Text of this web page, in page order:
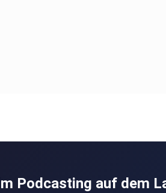
Podcasting auf dem